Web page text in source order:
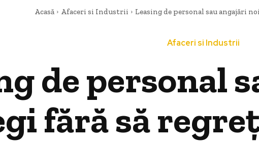
Acasă Afaceri si Industrii Leasing de personal sau angajări
Afaceri si Industrii
de personal
fără să